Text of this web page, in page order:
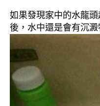
如果發現家中的水龍
後，水中還是會有沉